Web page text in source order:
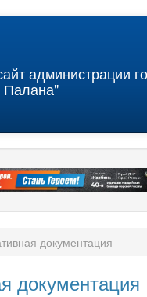
администрации
Палана"
документация
документация